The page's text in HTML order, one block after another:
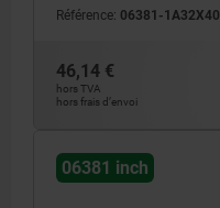
Référence: 06381-1A32X40
46,14 €
hors TVA
hors frais d’envoi
06381 inch